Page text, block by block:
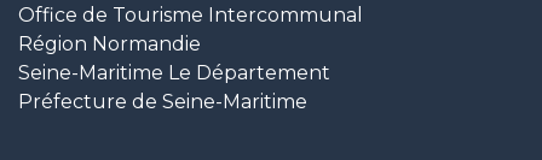
Office de Tourisme Intercommunal
Région Normandie
Seine-Maritime Le Département
Préfecture de Seine-Maritime